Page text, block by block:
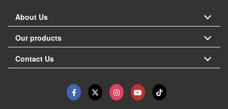
About Us
Our products
Contact Us